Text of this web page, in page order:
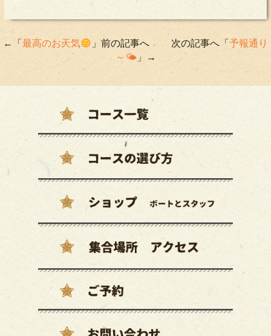
←「 最高のお天気 」前の記事へ 次の記事へ「予報通り
～🌤」→